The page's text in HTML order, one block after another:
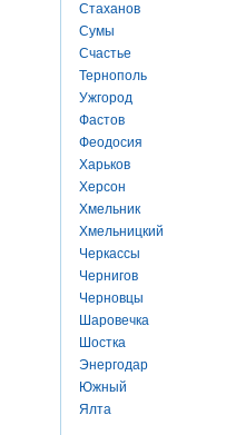
Стаханов
Сумы
Счастье
Тернополь
Ужгород
Фастов
Феодосия
Харьков
Херсон
Хмельник
Хмельницкий
Черкассы
Чернигов
Черновцы
Шаровечка
Шостка
Энергодар
Южный
Ялта